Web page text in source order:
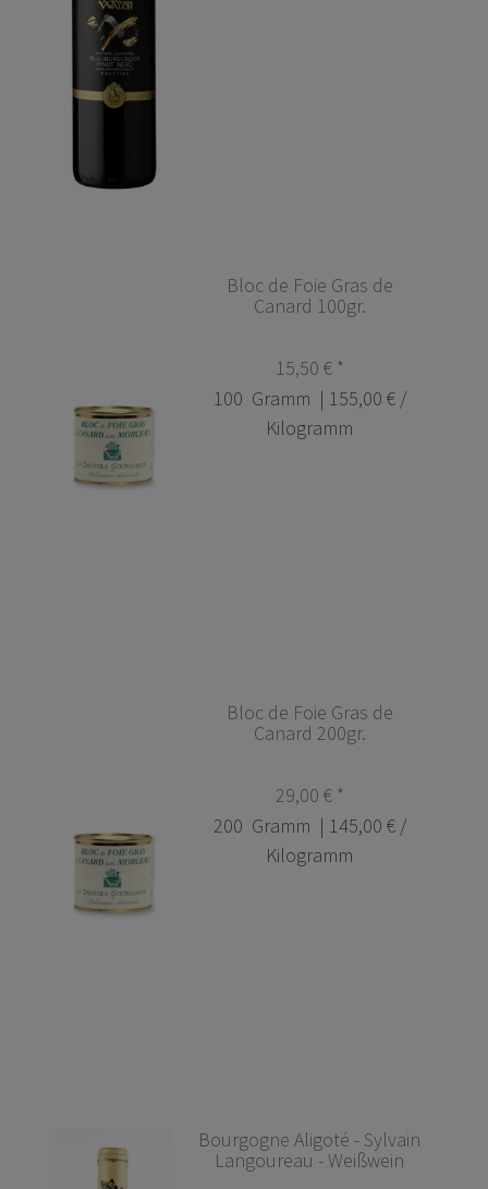
Bloc de Foie Gras de
Canard 100gr.
15,50 € *
100 Gramm | 155,00 € /
Kilogramm
Bloc de Foie Gras de
Canard 200gr.
29,00 € *
200 Gramm | 145,00 € /
Kilogramm
Bourgogne Aligoté - Sylvain
Langoureau - Weißwein